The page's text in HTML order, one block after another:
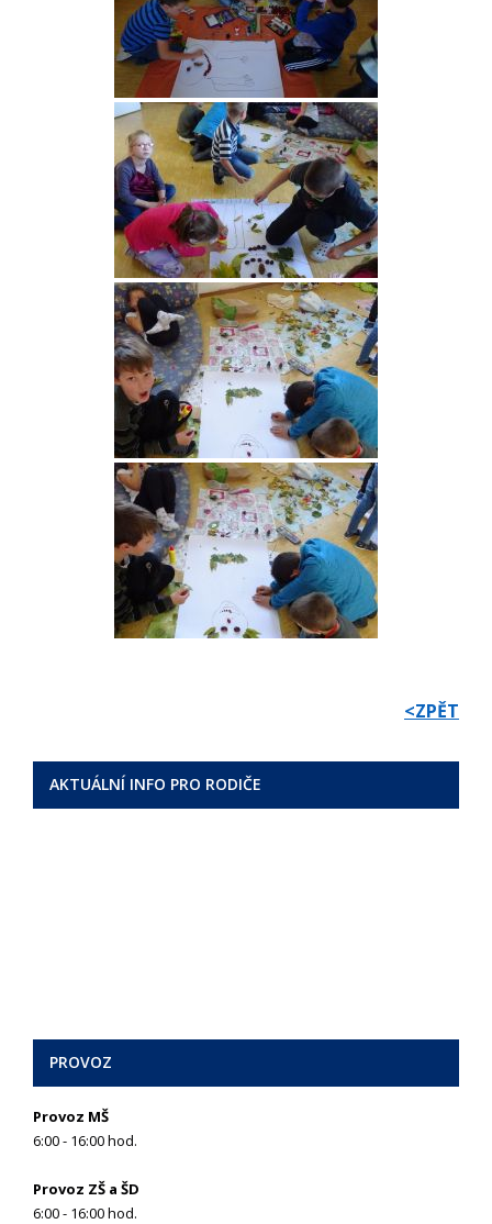
AKTUÁLNÍ INFO PRO RODIČE
PROVOZ
Provoz MŠ
6:00 - 16:00 hod.
Provoz ZŠ a ŠD
6:00 - 16:00 hod.
<ZPĚT